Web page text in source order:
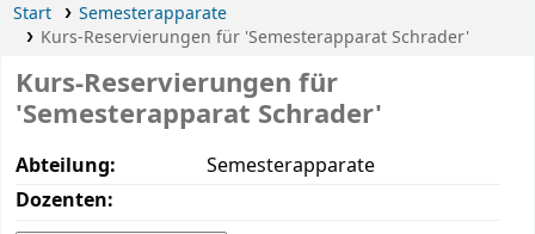
Start
Semesterapparate
Kurs-Reservierungen für 'Semesterapparat Schrader'
Kurs-Reservierungen für
'Semesterapparat Schrader'
Abteilung:
Semesterapparate
Dozenten: